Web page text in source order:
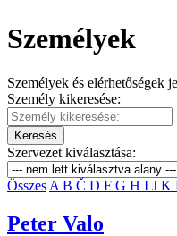
Személyek
Személyek és elérhetőségek
Személy kikeresése:
Keresés
Szervezet kiválasztása:
Összes A B Č D F G H I J K
Peter Valo